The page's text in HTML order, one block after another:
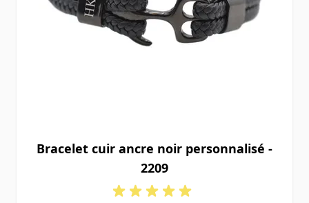
Bracelet cuir ancre noir personnalisé -
2209